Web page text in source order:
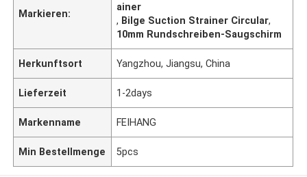
Markieren:
ainer
, Bilge Suction Strainer Circular,
10mm Rundschreiben-Saugschirm
Herkunftsort Yangzhou, Jiangsu, China
Lieferzeit 1-2days
Markenname FEIHANG
Min Bestellmenge 5pcs